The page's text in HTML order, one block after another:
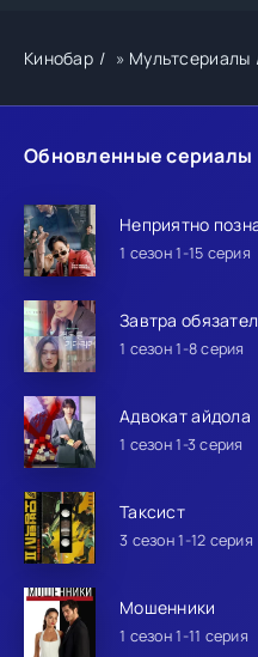
Обновленные сериалы
Неприятно
1 сезон 1-15 серия
Завтра
1 сезон 1-8 серия
Адвокат айдола
1 сезон 1-3 серия
Таксист
3 сезон 1-12 серия
Мошенники
1 сезон 1-11 серия
Кинобар » Мультсериалы